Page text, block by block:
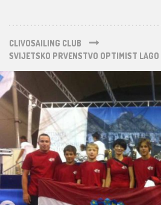
CLIVOSAILING CLUB
SVIJETSKO PRVENSTVO OPTIMIST